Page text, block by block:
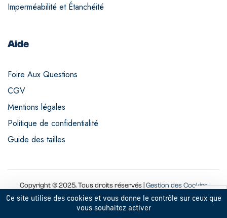
Imperméabilité et Étanchéité
Aide
Foire Aux Questions
CGV
Mentions légales
Politique de confidentialité
Guide des tailles
Copyright © 2025. Tous droits réservés | Gestion des Cookies
Ce site utilise des cookies et vous donne le contrôle sur ceux que
vous souhaitez activer